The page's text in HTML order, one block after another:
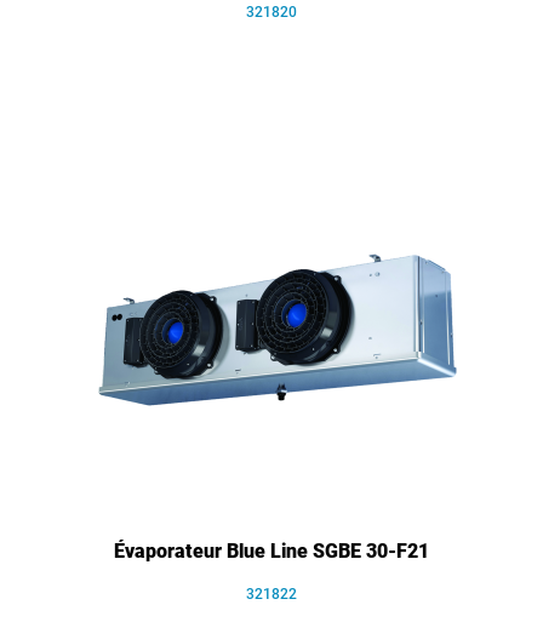
321820
Évaporateur Blue Line SGBE 30-F21
321822